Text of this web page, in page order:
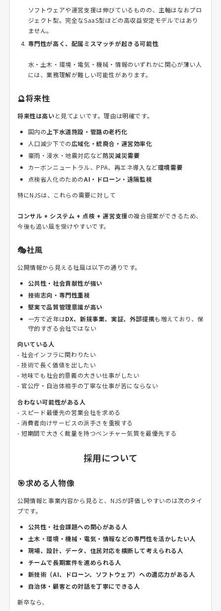
ソフトウェアや運営支援は伸びているものの、主軸はなおプロ
ジェクト型。完全なSaaS型ほどの高収益安定モデルではあり
ません。
専門性が高く、配属ミスマッチが起きる可能性
水・土木・環境・電気・機械・情報のいずれかに関心が薄い人
には、業務理解が難しい可能性があります。
🔮将来性
将来性は高いと見てよいです。理由は明確です。
国内の 上下水道施設・管路の老朽化
人口減少下での広域化・統廃合・運営効率化
豪雨・浸水・地震対応など防災減災需要
カーボンニュートラル、PPA、再エネ導入など環境需要
点検省人化のためのAI・ドローン・遠隔監視
特にNJSは、これらの需要に対して
コンサル + システム + 点検 + 運営支援の複合提案ができるため、
今後も追い風を受けやすいです。
🎭社風
公開情報から見える社風は以下の通りです。
公共性・社会貢献性が強い
技術志向・専門性重視
堅実で品質管理意識が高い
一方で近年はDX、新規事業、実証、外部提携も増えており、保
守的すぎる会社ではない
向いている人
- 社会インフラに関わりたい
- 技術で長く価値を出したい
- 地味でも社会的意義の大きい仕事がしたい
- 官公庁・自治体相手の丁寧な仕事が苦にならない
合わない可能性がある人
- スピード最優先の営業会社を求める
- 消費者向けサービスの派手さを重視する
- 短期間で大きく裁量を持つベンチャー気質を最優先する
採用について
🎯求める人物像
公開情報と事業内容から見ると、NJSが評価しやすいのは次のタイ
プです。
公共性・社会課題への関心がある人
土木・環境・機械・電気・情報などの専門性を活かしたい人
現場、設計、データ、住民対応を横断して考えられる人
チームで長期案件を進められる人
新技術（AI、ドローン、ソフトウェア）への適応力がある人
自治体・顧客との対話を丁寧にできる人
新卒なら、